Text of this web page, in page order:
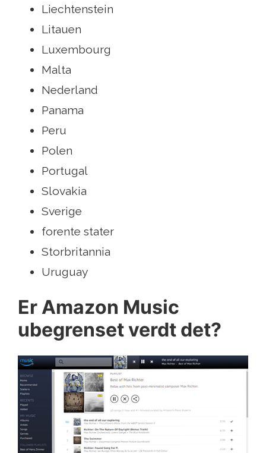
Liechtenstein
Litauen
Luxembourg
Malta
Nederland
Panama
Peru
Polen
Portugal
Slovakia
Sverige
forente stater
Storbritannia
Uruguay
Er Amazon Music
ubegrenset verdt det?